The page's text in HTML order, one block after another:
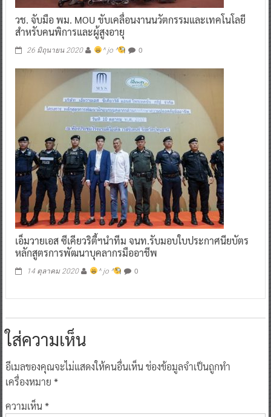
วช. จับมือ พม. MOU ขับเคลื่อนงานนวัตกรรมและเทคโนโลยี
สำหรับคนพิการและผู้สูงอายุ
26 มิถุนายน 2020 ^ jo ^ 0
เอ็มวายเอส ซีเคียวริตี้ฯนำทีม จนท.รับมอบใบประกาศนียบัตร
หลักสูตรการพัฒนาบุคลากรมืออาชีพ
14 ตุลาคม 2020 ^ jo ^ 0
ใส่ความเห็น
อีเมลของคุณจะไม่แสดงให้คนอื่นเห็นช่องข้อมูลจำเป็นถูกทำ
เครื่องหมาย *
ความเห็น*